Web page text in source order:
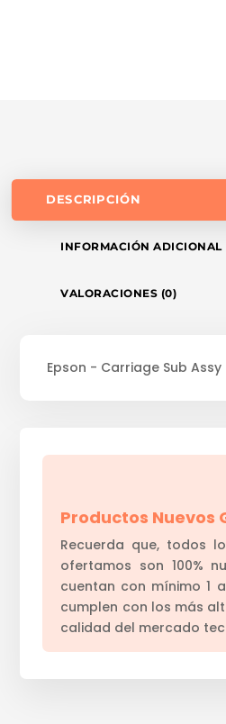
DESCRIPCIÓN
INFORMACIÓN ADICIONAL
VALORACIONES (0)
Epson - Carriage Sub Assy
Productos Nuevos
Recuerda que, todos
ofertamos son 100%
cuentan con mínimo 1
cumplen con los más
calidad del mercado